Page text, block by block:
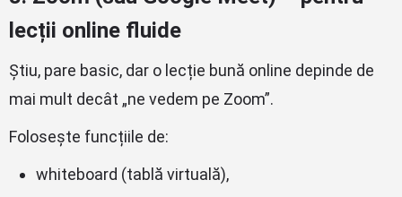
lecții online fluide
Știu, pare basic, dar o lecție bună online depinde de
mai mult decât „ne vedem pe Zoom”.
Folosește funcțiile de:
whiteboard (tablă virtuală),